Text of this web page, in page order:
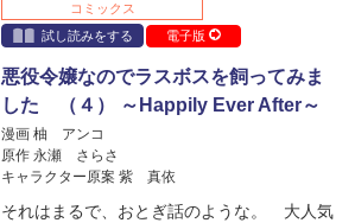
コミックス
試し読みをする
電子版
悪役令嬢なのでラスボスを飼ってみま
した （４） ～Happily Ever After～
漫画 柚 アンコ
原作 永瀬 さらさ
キャラクター原案 紫 真依
それはまるで、おとぎ話のような。 大人気